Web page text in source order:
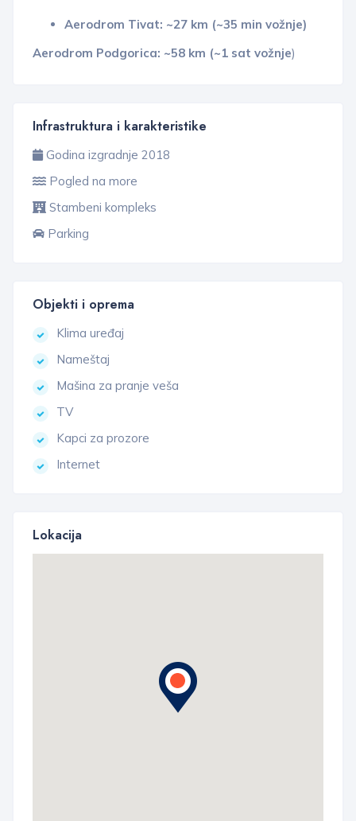
Aerodrom Tivat: ~27 km (~35 min vožnje)
Aerodrom Podgorica: ~58 km (~1 sat vožnje)
Infrastruktura i karakteristike
Godina izgradnje 2018
Pogled na more
Stambeni kompleks
Parking
Objekti i oprema
Klima uređaj
Nameštaj
Mašina za pranje veša
TV
Kapci za prozore
Internet
Lokacija